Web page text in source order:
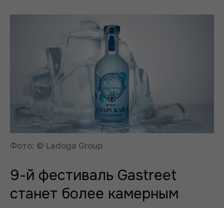
Фото: © Ladoga Group
9-й фестиваль Gastreet
станет более камерным